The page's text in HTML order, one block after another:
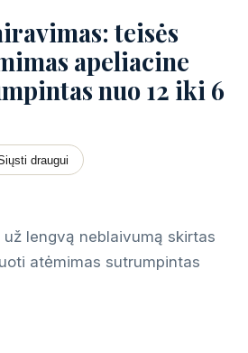
teisės
apeliacine
nuo 12 iki 6
draugui
lengvą neblaivumą skirtas
atėmimas sutrumpintas